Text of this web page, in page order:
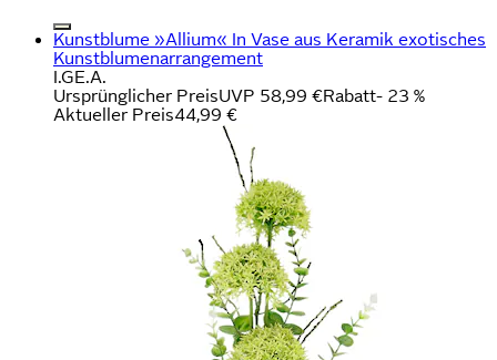
Kunstblume »Allium« In Vase aus Keramik exotisches
Kunstblumenarrangement
I.GE.A.
Ursprünglicher PreisUVP 58,99 €Rabatt- 23 %
Aktueller Preis44,99 €